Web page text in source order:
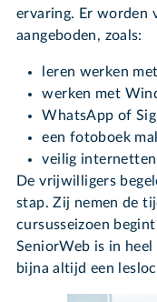
ervaring. Er worden
aangeboden, zoals:
leren werken
werken met
WhatsApp of
een fotoboek
veilig
De vrijwilligers
stap. Zij nemen de
cursusseizoen
SeniorWeb is in
bijna altijd een